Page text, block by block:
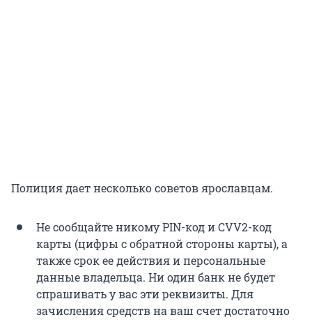
Полиция дает несколько советов ярославцам.
Не сообщайте никому PIN-код и CVV2-код
карты (цифры с обратной стороны карты), а
также срок ее действия и персональные
данные владельца. Ни один банк не будет
спрашивать у вас эти реквизиты. Для
зачисления средств на ваш счет достаточно